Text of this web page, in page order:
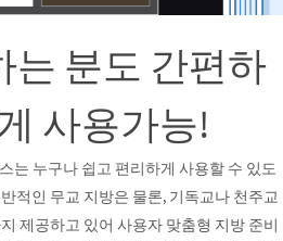
는 분도 간편하
사용가능!
는 누구나 쉽고 편리하게 사용할 수 있도
적인 무교 지방은 물론, 기독교나 천주교
제공하고 있어 사용자 맞춤형 지방 준비